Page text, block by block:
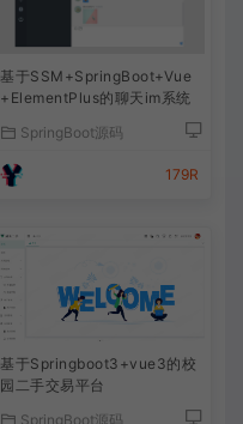
基于SSM+SpringBoot+Vue
+ElementPlus的聊天im系统
SpringBoot源码
179R
基于Springboot3+vue3的校
园二手交易平台
SpringBoot源码